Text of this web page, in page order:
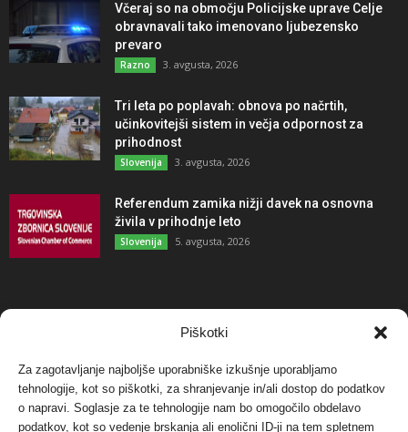
Piškotki
Za zagotavljanje najboljše uporabniške izkušnje uporabljamo
tehnologije, kot so piškotki, za shranjevanje in/ali dostop do podatkov
o napravi. Soglasje za te tehnologije nam bo omogočilo obdelavo
podatkov, kot so vedenje brskanja ali enolični ID-ji na tem spletnem
Včeraj so na območju Policijske uprave Celje
obravnavali tako imenovano ljubezensko
prevaro
Razno 3. avgusta, 2026
Tri leta po poplavah: obnova po načrtih,
učinkovitejši sistem in večja odpornost za
prihodnost
Slovenija 3. avgusta, 2026
Referendum zamika nižji davek na osnovna
živila v prihodnje leto
Slovenija 5. avgusta, 2026
NAJBOLJ KOMENTIRANO
Protest proti vetrnim elektrarnam na Ojstrici, v
svetu pa vedno bolj...
Dogodki 12. maja, 2017